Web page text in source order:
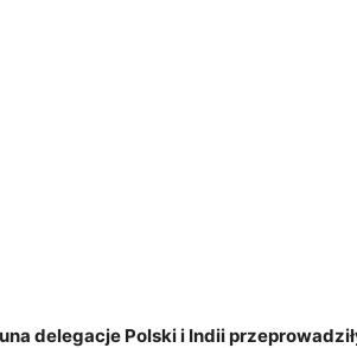
delegacje Polski i Indii